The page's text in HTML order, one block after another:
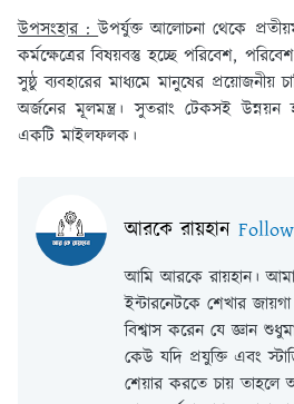
উপসংহার :উপর্যুক্ত আলোচনা থেকে
কর্মক্ষেত্রের বিষয়বস্তু হচ্ছে পরিবেশ,
সুষ্ঠু ব্যবহারের মাধ্যমে মানুষের প্রয়োজনীয়
অর্জনের মূলমন্ত্র। সুতরাং টেকসই উন্নয়ন
একটি মাইলফলক।
আরকে রায়হান
আমি আরকে রায়হান।
ইন্টারনেটকে শেখার
বিশ্বাস করেন যে জ্ঞান
কেউ যদি প্রযুক্তি এবং
শেয়ার করতে চায় তাহলে